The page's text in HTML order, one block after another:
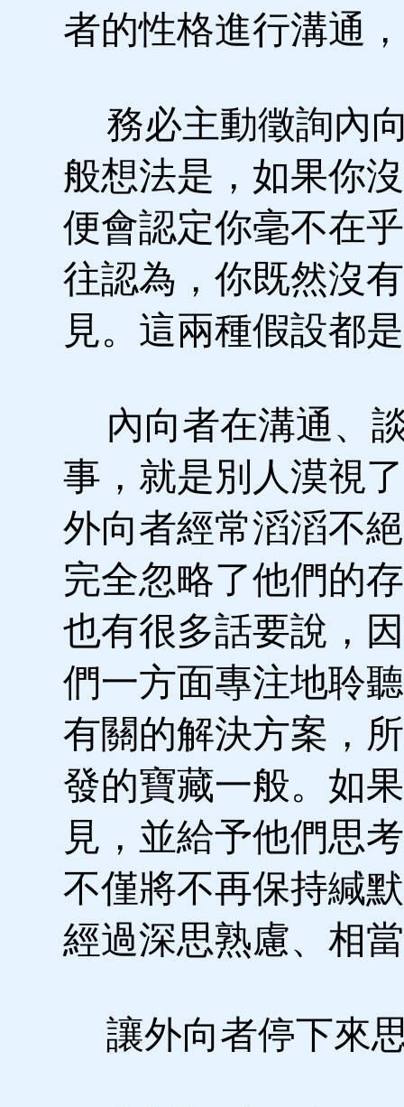
者的性格進行溝通
務必主動徵詢內
般想法是，如果你
便會認定你毫不在
往認為，你既然沒
見。這兩種假設都
內向者在溝通、
事，就是別人漠視
外向者經常滔滔不
完全忽略了他們的
也有很多話要說，
們一方面專注地聆
有關的解決方案，
發的寶藏一般。如
見，並給予他們思
不僅將不再保持緘
經過深思熟慮、相
讓外向者停下來